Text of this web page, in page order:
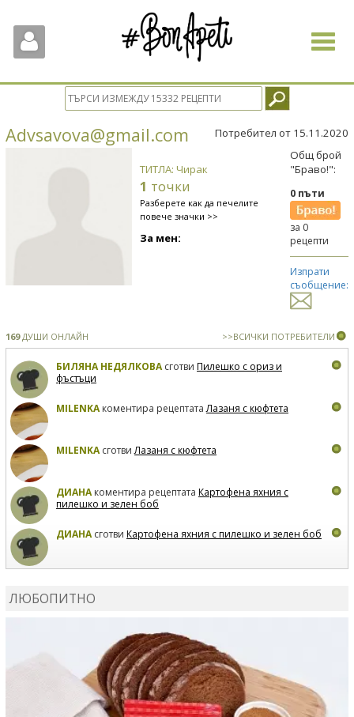
Toggle
Advsavova@gmail.com Потребител от 15.11.2020
ТИТЛА: Чирак
1 точки
Разберете как да печелите
повече значки >>
За мен:
Общ брой
"Браво!":
0 пъти
за 0
рецепти
Изпрати
съобщение:
169ДУШИ ОНЛАЙН >>ВСИЧКИ ПОТРЕБИТЕЛИ
БИЛЯНА НЕДЯЛКОВАсготви Пилешко с ориз и
фъстъци
MILENKAкоментира рецептатаЛазаня с кюфтета
MILENKAсготвиЛазаня с кюфтета
ДИАНАкоментира рецептата Картофена яхния с
пилешко и зелен боб
ДИАНАсготви Картофена яхния с пилешко и зелен боб
ЛЮБОПИТНО